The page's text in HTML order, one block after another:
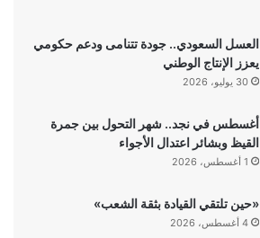
العسل السعودي.. جودة تتنامى ودعم حكومي
يعزز الإنتاج الوطني
30 يوليو، 2026
أغسطس في نجد.. شهر التحول بين جمرة
القيظ وبشائر اعتدال الأجواء
1 أغسطس، 2026
«حين تلتقي القيادة بثقة الشعب»
4 أغسطس، 2026